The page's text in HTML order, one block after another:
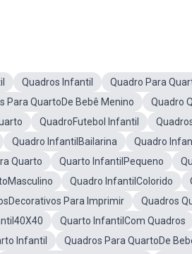
Quadros Infantil Quadro Para
Para QuartoDe Bebê Menino
Quadro
QuadroFutebol Infantil
Quadro InfantilBailarina
Quadro
Quarto Quarto InfantilPequeno
Quadro InfantilColorido
Para Imprimir
Quadros
Quarto InfantilCom Quadros
Infantil Quadros Para QuartoDe